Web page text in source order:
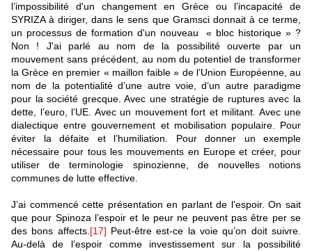
l’impossibilité d'un changement en Grèce ou l’incapacité de
SYRIZA à diriger, dans le sens que Gramsci donnait à ce terme,
un processus de formation d'un nouveau « bloc historique » ?
Non ! J'ai parlé au nom de la possibilité ouverte par un
mouvement sans précédent, au nom du potentiel de transformer
la Grèce en premier « maillon faible » de l’Union Européenne, au
nom de la potentialité d’une autre voie, d’un autre paradigme
pour la société grecque. Avec une stratégie de ruptures avec la
dette, l’euro, l’UE. Avec un mouvement fort et militant. Avec une
dialectique entre gouvernement et mobilisation populaire. Pour
éviter la défaite et l’humiliation. Pour donner un exemple
nécessaire pour tous les mouvements en Europe et créer, pour
utiliser de terminologie spinozienne, de nouvelles notions
communes de lutte effective.
J’ai commencé cette présentation en parlant de l’espoir. On sait
que pour Spinoza l’espoir et le peur ne peuvent pas être per se
des bons affects. [17] Peut-être est-ce la voie qu’on doit suivre.
Au-delà de l’espoir comme investissement sur la possibilité